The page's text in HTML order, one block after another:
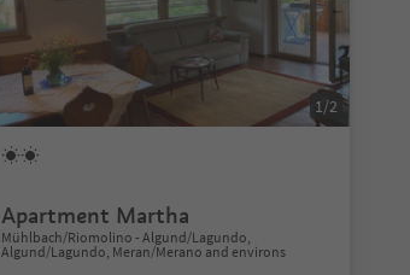
1/2
Apartment Martha
Mühlbach/Riomolino - Algund/Lagundo,
Algund/Lagundo, Meran/Merano and environs